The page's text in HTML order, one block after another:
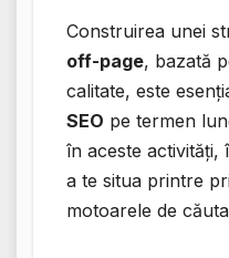
Construirea unei
off-page, bazată
calitate, este
SEO pe termen
în aceste activități,
a te situa printre
motoarele de